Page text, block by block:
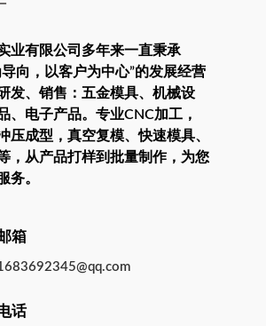
业有限公司多年来一直秉承
向，以客户为中心”的发展经营
发、销售：五金模具、机械设
、电子产品。专业CNC加工，
压成型，真空复模、快速模具、
，从产品打样到批量制作，为您
务。
箱
话